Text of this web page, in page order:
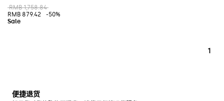
RMB 1,758.84
RMB 879.42
-50%
1
便捷退货